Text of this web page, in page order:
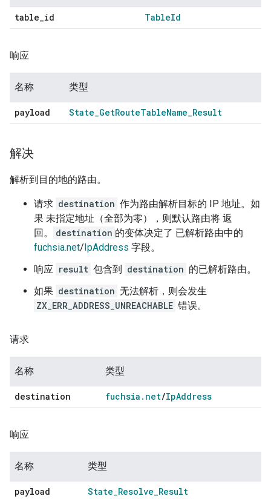
table_id TableId
响应
名称 类型
payload State_GetRouteTableName_Result
解决
解析到目的地的路由。
请求 destination 作为路由解析目标的 IP 地址。如
果 未指定地址（全部为零），则默认路由将 返
回。
destination 的变体决定了 已解析路由中的
fuchsia.net/ IpAddress 字段。
响应 result 包含到 destination 的已解析路由。
如果 destination 无法解析，则会发生
ZX_ERR_ADDRESS_UNREACHABLE 错误。
请求
名称 类型
destination fuchsia . net/IpAddress
响应
名称 类型
payload State_Resolve_Result